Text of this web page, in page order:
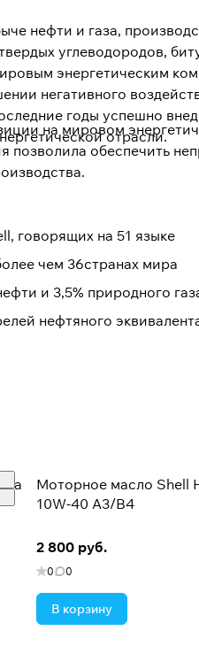
нефти и газа,
углеводородов,
энергетическим
негативного
годы успешно
отрасли.
на мировом
обеспечить
говорящих на 51 языке
чем 36странах мира
и 3,5% природного
нефтяного
единым брендом,
среди
Моторное масло Shell
10W-40 A3/B4
2 800 руб.
0 0
В корзину